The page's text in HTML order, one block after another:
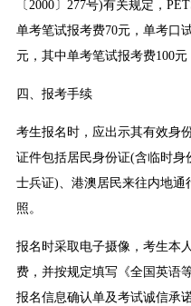
〔2000〕277号)有关规定，
单考笔试报考费70元，单考口
元，其中单考笔试报考费100元
四、报考手续
考生报名时，应出示其有效身
证件包括居民身份证(含临时身
士兵证)、港澳居民来往内地
照。
报名时采取电子摄像，考生本
费，并按规定填写《全国英语
报名信息确认单及考试诚信承